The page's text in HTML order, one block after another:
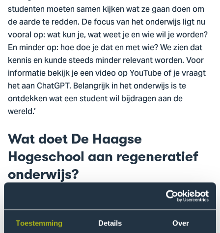
Toestemming Details Over
studenten moeten samen kijken wat ze gaan doen om
de aarde te redden. De focus van het onderwijs ligt nu
vooral op: wat kun je, wat weet je en wie wil je worden?
En minder op: hoe doe je dat en met wie? We zien dat
kennis en kunde steeds minder relevant worden. Voor
informatie bekijk je een video op YouTube of je vraagt
het aan ChatGPT. Belangrijk in het onderwijs is te
ontdekken wat een student wil bijdragen aan de
wereld.’
Wat doet De Haagse
Hogeschool aan regeneratief
onderwijs?
van De Haagse
Hogeschool ontwikkelt een strategie voor een
duurzame en rechtvaardige wereld. In de nieuwe